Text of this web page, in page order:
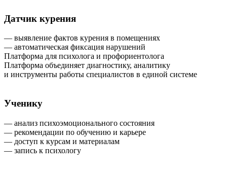
Датчик курения
— выявление фактов курения в помещениях
— автоматическая фиксация нарушений
Платформа для психолога и профориентолога
Платформа объединяет диагностику, аналитику
и инструменты работы специалистов в единой системе
Ученику
— анализ психоэмоционального состояния
— рекомендации по обучению и карьере
— доступ к курсам и материалам
— запись к психологу